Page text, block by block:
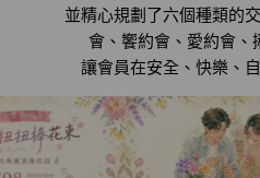
並精心規劃了六個種類的
會、饗約會、愛約會、
讓會員在安全、快樂、